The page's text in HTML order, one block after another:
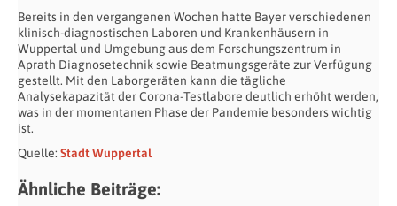
Bereits in den vergangenen Wochen hatte Bayer verschiedenen
klinisch-diagnostischen Laboren und Krankenhäusern in
Wuppertal und Umgebung aus dem Forschungszentrum in
Aprath Diagnosetechnik sowie Beatmungsgeräte zur Verfügung
gestellt. Mit den Laborgeräten kann die tägliche
Analysekapazität der Corona-Testlabore deutlich erhöht werden,
was in der momentanen Phase der Pandemie besonders wichtig
ist.
Quelle: Stadt Wuppertal
Ähnliche Beiträge: